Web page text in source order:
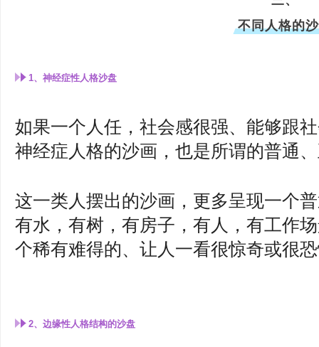
不同人格的
1、神经症性人格沙盘
如果一个人任，社会感很强、能够跟
神经症人格的沙画，也是所谓的普通
这一类人摆出的沙画，更多呈现一个
有水，有树，有房子，有人，有工作
个稀有难得的、让人一看很惊奇或很
2、边缘性人格结构的沙盘